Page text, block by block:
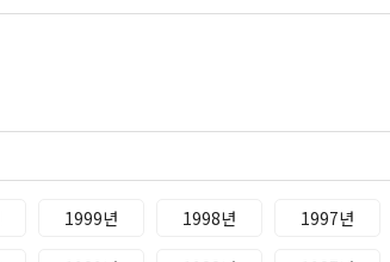
1999년 1998년 1997년